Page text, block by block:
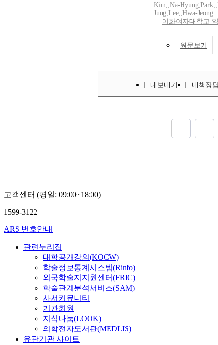
Kim,,Na-Hyung,Park,,
Jung,Lee,,Hwa-Jeong
이화여자대학교
원문보기
내보내기 내책장
고객센터 (평일: 09:00~18:00)
1599-3122
ARS 번호안내
관련누리집
대학공개강의(KOCW)
학술정보통계시스템(Rinfo)
외국학술지지원센터(FRIC)
학술관계분석서비스(SAM)
사서커뮤니티
기관회원
지식나눔(LOOK)
의학전자도서관(MEDLIS)
유관기관 사이트